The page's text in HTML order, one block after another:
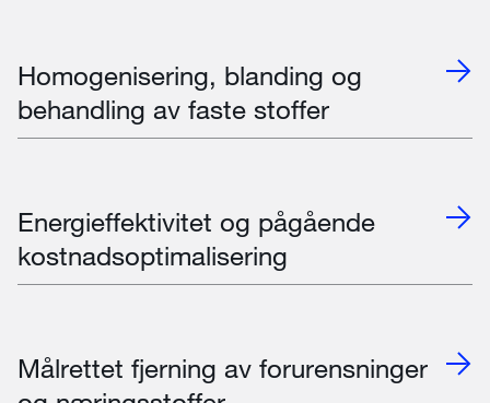
Homogenisering, blanding og
behandling av faste stoffer
Energieffektivitet og pågående
kostnadsoptimalisering
Målrettet fjerning av forurensninger